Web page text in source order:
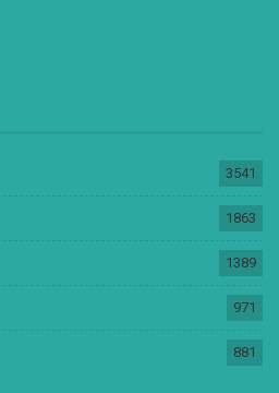
3541
1863
1389
971
881